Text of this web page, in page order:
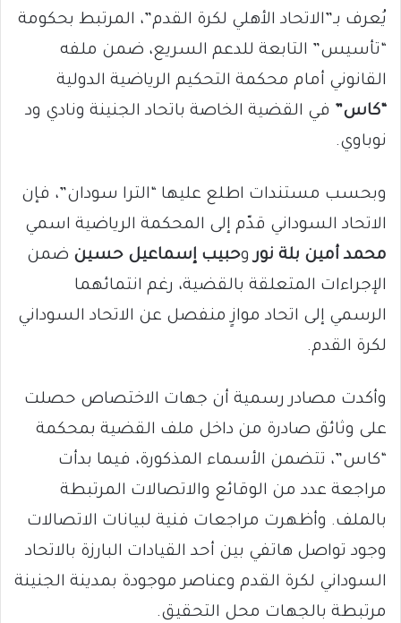
يُعرف بـ”الاتحاد الأهلي لكرة القدم”، المرتبط بحكومة
“تأسيس” التابعة للدعم السريع، ضمن ملفه
القانوني أمام محكمة التحكيم الرياضية الدولية
“كاس” في القضية الخاصة باتحاد الجنينة ونادي ود
نوباوي.
وبحسب مستندات اطلع عليها “الترا سودان”، فإن
الاتحاد السوداني قدّم إلى المحكمة الرياضية اسمي
محمد أمين بلة نوروحبيب إسماعيل حسين ضمن
الإجراءات المتعلقة بالقضية، رغم انتمائهما
الرسمي إلى اتحاد موازٍ منفصل عن الاتحاد السوداني
لكرة القدم.
وأكدت مصادر رسمية أن جهات الاختصاص حصلت
على وثائق صادرة من داخل ملف القضية بمحكمة
“كاس”، تتضمن الأسماء المذكورة، فيما بدأت
مراجعة عدد من الوقائع والاتصالات المرتبطة
بالملف. وأظهرت مراجعات فنية لبيانات الاتصالات
وجود تواصل هاتفي بين أحد القيادات البارزة بالاتحاد
السوداني لكرة القدم وعناصر موجودة بمدينة الجنينة
مرتبطة بالجهات محل التحقيق.